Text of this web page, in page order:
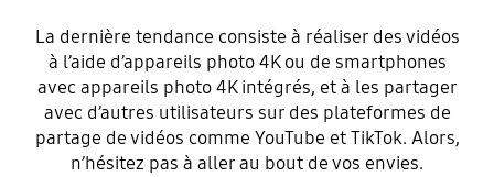
La dernière tendance consiste à réaliser des vidéos
à l’aide d’appareils photo 4K ou de smartphones
avec appareils photo 4K intégrés, et à les partager
avec d’autres utilisateurs sur des plateformes de
partage de vidéos comme YouTube et TikTok. Alors,
n’hésitez pas à aller au bout de vos envies.